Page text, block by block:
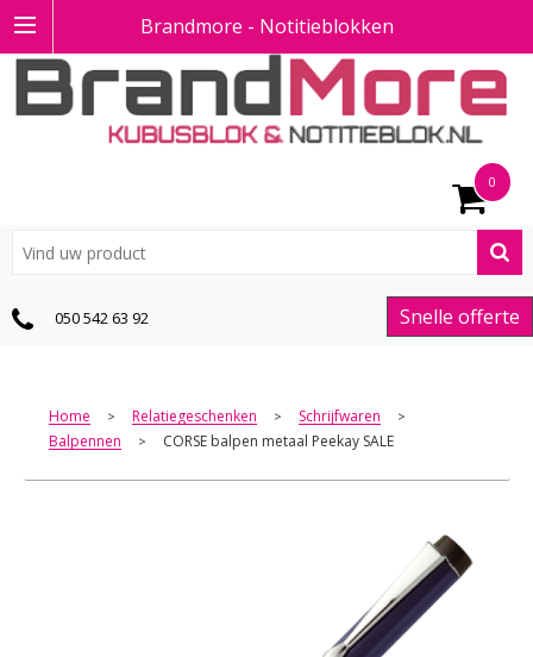
Brandmore - Notitieblokken
0
Snelle offerte
050 542 63 92
Home > Relatiegeschenken > Schrijfwaren >
Balpennen > CORSE balpen metaal Peekay SALE